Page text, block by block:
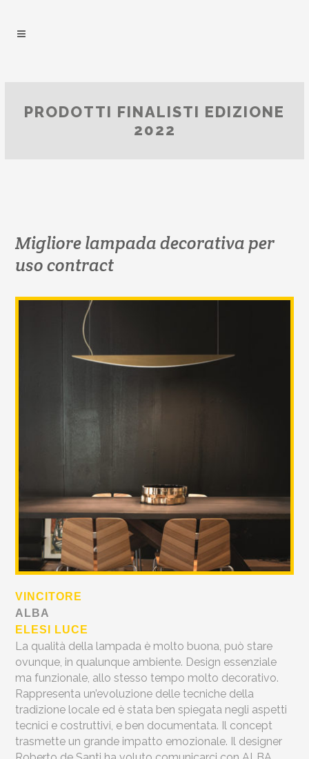
PRODOTTI FINALISTI EDIZIONE
2022
Migliore lampada decorativa per
uso contract
VINCITORE
ALBA
ELESI LUCE
La qualità della lampada è molto buona, può stare
ovunque, in qualunque ambiente. Design essenziale
ma funzionale, allo stesso tempo molto decorativo.
Rappresenta un’evoluzione delle tecniche della
tradizione locale ed è stata ben spiegata negli aspetti
tecnici e costruttivi, e ben documentata. Il concept
trasmette un grande impatto emozionale. Il designer